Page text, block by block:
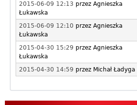
2015-06-09 12:13 przez Agnieszka
Łukawska
2015-06-09 12:10 przez Agnieszka
Łukawska
2015-04-30 15:29 przez Agnieszka
Łukawska
2015-04-30 14:59 przez Michał Ładyga